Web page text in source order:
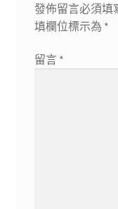
發佈留言必須填
填欄位標示為 *
留言 *